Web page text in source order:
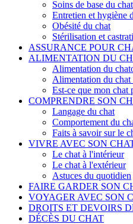
Soins de base du chat
Entretien et hygiène
Obésité du chat
Stérilisation et
ASSURANCE POUR
ALIMENTATION DU
Alimentation du
Alimentation du chat
Est-ce que mon chat
COMPRENDRE SON
Langage du chat
Comportement du
Faits à savoir sur le
VIVRE AVEC SON
Le chat à l'intérieur
Le chat à l'extérieur
Astuces du quotidien
FAIRE GARDER SON
VOYAGER AVEC SON
DROITS ET DEVOIRS
DÉCÈS DU CHAT